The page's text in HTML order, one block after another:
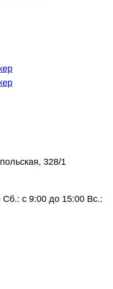
328/1
с 9:00 до 15:00 Вс.: